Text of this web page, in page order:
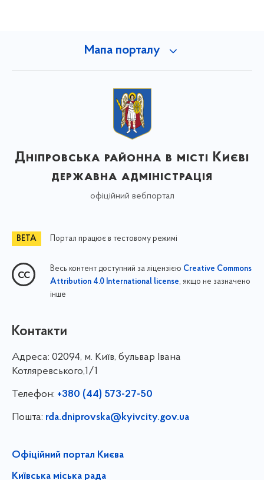
Мапа порталу
Дніпровська районна в місті Києві
державна адміністрація
офіційний вебпортал
Портал працює в тестовому режимі
Весь контент доступний за ліцензією Creative Commons
Attribution 4.0 International license, якщо не зазначено
інше
Контакти
Адреса: 02094, м. Київ, бульвар Івана
Котляревського,1/1
Телефон: +380 (44) 573-27-50
Пошта: rda.dniprovska@kyivcity.gov.ua
Офіційний портал Києва
Київська міська рада